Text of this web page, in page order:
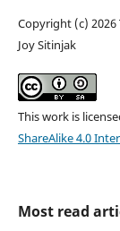
Copyright (c) 2026
Joy Sitinjak
This work is
ShareAlike 4.0
Most read